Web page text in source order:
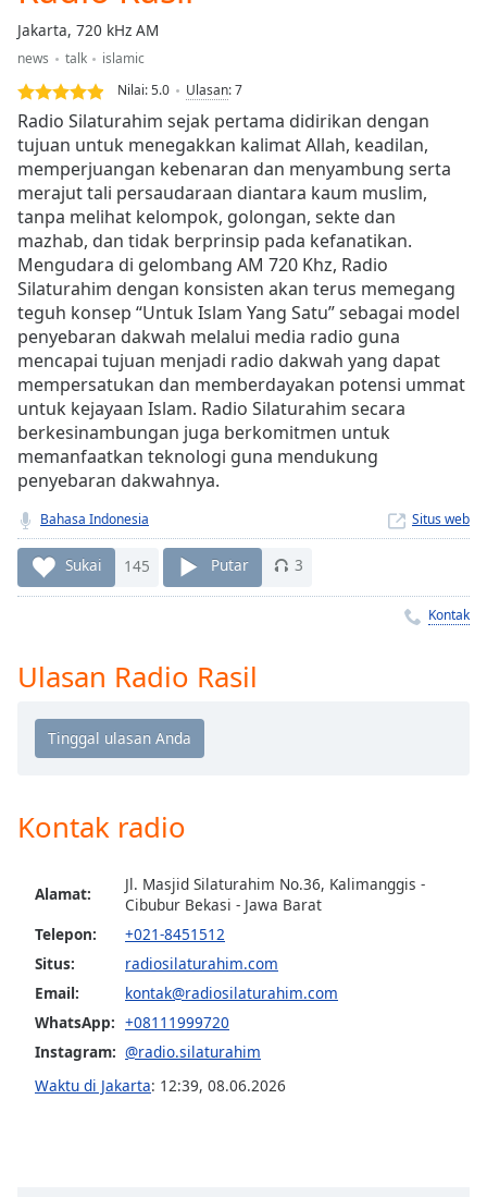
Loaded:
0.00%
Stream
Type LIVE
Seek to
live,
currently
liveLIVE
Remaining
Time-
Playback
Rate
Chapters
Chapters
Descriptions
descriptions
off,
selected
settings
subtitles
settings
off,
Audio
Picture-
in-
Picture
Fullscreen
Jakarta, 720 kHz AM
news talk
islamic
Nilai:5.0 Ulasan:7
Radio Silaturahim sejak pertama didirikan dengan
tujuan untuk menegakkan kalimat Allah, keadilan,
memperjuangan kebenaran dan menyambung serta
merajut tali persaudaraan diantara kaum muslim,
tanpa melihat kelompok, golongan, sekte dan
mazhab, dan tidak berprinsip pada kefanatikan.
Mengudara di gelombang AM 720 Khz, Radio
Silaturahim dengan konsisten akan terus memegang
teguh konsep “Untuk Islam Yang Satu” sebagai model
penyebaran dakwah melalui media radio guna
mencapai tujuan menjadi radio dakwah yang dapat
mempersatukan dan memberdayakan potensi ummat
untuk kejayaan Islam. Radio Silaturahim secara
berkesinambungan juga berkomitmen untuk
memanfaatkan teknologi guna mendukung
penyebaran dakwahnya.
Bahasa Indonesia Situs web
Sukai 145 Putar 3
Kontak
Ulasan Radio Rasil
Kontak radio
Alamat:
Jl. Masjid Silaturahim No.36, Kalimanggis -
Cibubur Bekasi - Jawa Barat
Telepon:
+021-8451512
Situs:
radiosilaturahim.com
Email:
kontak@radiosilaturahim.com
WhatsApp: +08111999720
Instagram: @radio.silaturahim
Waktu di Jakarta: 12:39, 08.06.2026